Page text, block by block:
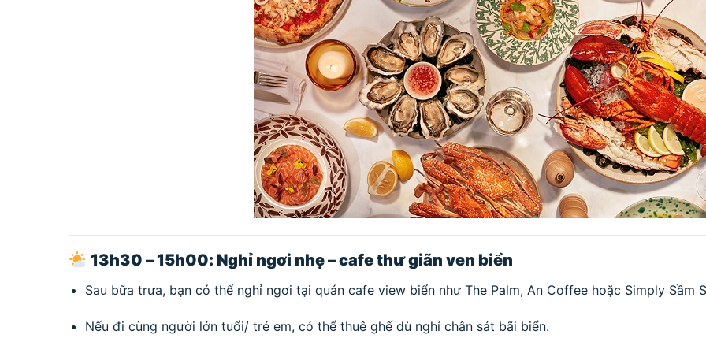
13h30 – 15h00: Nghỉ ngơi nhẹ – cafe thư giãn ven biển
Sau bữa trưa, bạn có thể nghỉ ngơi tại quán cafe view biển như The Palm, An Coffee hoặc Simply Sầm
Nếu đi cùng người lớn tuổi/ trẻ em, có thể thuê ghế dù nghỉ chân sát bãi biển.